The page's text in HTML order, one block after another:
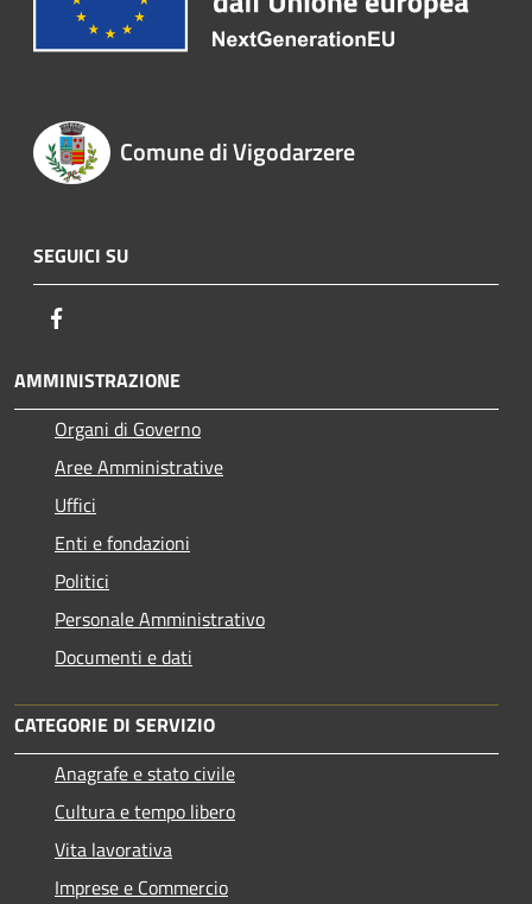
Comune di Vigodarzere
SEGUICI SU
AMMINISTRAZIONE
Organi di Governo
Aree Amministrative
Uffici
Enti e fondazioni
Politici
Personale Amministrativo
Documenti e dati
CATEGORIE DI SERVIZIO
Anagrafe e stato civile
Cultura e tempo libero
Vita lavorativa
Imprese e Commercio